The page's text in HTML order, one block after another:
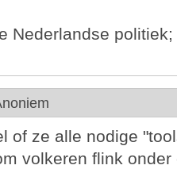
Nederlandse
of ze alle nodige
volkeren flink